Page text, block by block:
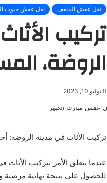
نقل عفش المنقف
نقل عفش جنوب
تركيب
الروضة،
يوليو 10, 2023
تركيب الأثاث في مدينة الروضة:
عندما يتعلق الأمر بتركيب
للحصول على نتيجة نهائية مرضية